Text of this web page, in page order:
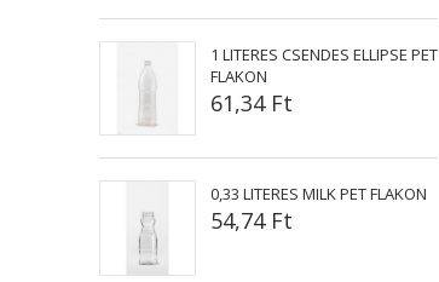
1 LITERES CSENDES ELLIPSE PET
FLAKON
61,34 Ft
0,33 LITERES MILK PET FLAKON
54,74 Ft